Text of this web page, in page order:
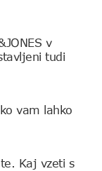
v
tudi
vam lahko
Kaj vzeti s